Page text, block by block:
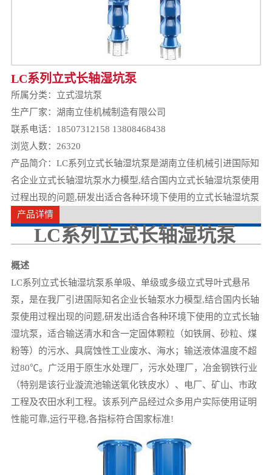
LC系列立式长轴湿坑泵
所属分类： 立式湿坑泵
生产厂家：湖南立佳机械制造有限公司
联系电话：18507312158 13808468438
浏览人数： 26320
产品简介：LC系列立式长轴湿坑泵是湖南立佳机械引进国际知
名企业立式长轴湿坑泵水力模型,结合国内立式长轴湿坑泵使用
过程出现的问题,研发出适合各种环境下使用的立式长轴湿坑泵
产品详情
LC系列立式长轴湿坑泵
概述
LC系列立式长轴湿坑泵系单吸、单级或多级立式导叶式悬吊
泵， 是在我厂引进国际知名企业长轴泵水力模型,结合国内长轴
泵使用过程出现的问题,研发出适合各种环境下使用的立式长轴
湿坑泵，适合输送清水和含一定固体颗粒（如铁屑、砂粒、煤
粉等）的污水、具腐蚀性工业废水、海水；输送液体温度不超
过80℃。广泛用于原生水处理厂，污水处理厂，冶金钢铁行业
（特别是该行业漩流池输送氧化铁皮水）、电厂、矿山、市政
工程及农田水利工程。该系列产品经过众多用户实际使用证明
性能可靠,运行平稳,各指标符合国家标准!